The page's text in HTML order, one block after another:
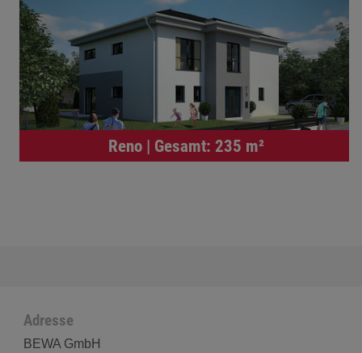
Reno | Gesamt: 235 m²
Adresse
BEWA GmbH